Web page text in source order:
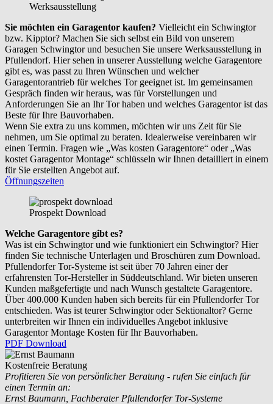
Werksausstellung
Sie möchten ein Garagentor kaufen? Vielleicht ein Schwingtor
bzw. Kipptor? Machen Sie sich selbst ein Bild von unserem
Garagen Schwingtor und besuchen Sie unsere Werksausstellung in
Pfullendorf. Hier sehen in unserer Ausstellung welche Garagentore
gibt es, was passt zu Ihren Wünschen und welcher
Garagentorantrieb für welches Tor geeignet ist. Im gemeinsamen
Gespräch finden wir heraus, was für Vorstellungen und
Anforderungen Sie an Ihr Tor haben und welches Garagentor ist das
Beste für Ihre Bauvorhaben.
Wenn Sie extra zu uns kommen, möchten wir uns Zeit für Sie
nehmen, um Sie optimal zu beraten. Idealerweise vereinbaren wir
einen Termin. Fragen wie „Was kosten Garagentore“ oder „Was
kostet Garagentor Montage“ schlüsseln wir Ihnen detailliert in einem
für Sie erstellten Angebot auf.
Öffnungszeiten
Prospekt Download
Welche Garagentore gibt es?
Was ist ein Schwingtor und wie funktioniert ein Schwingtor? Hier
finden Sie technische Unterlagen und Broschüren zum Download.
Pfullendorfer Tor-Systeme ist seit über 70 Jahren einer der
erfahrensten Tor-Hersteller in Süddeutschland. Wir bieten unseren
Kunden maßgefertigte und nach Wunsch gestaltete Garagentore.
Über 400.000 Kunden haben sich bereits für ein Pfullendorfer Tor
entschieden. Was ist teurer Schwingtor oder Sektionaltor? Gerne
unterbreiten wir Ihnen ein individuelles Angebot inklusive
Garagentor Montage Kosten für Ihr Bauvorhaben.
PDF Download
Kostenfreie Beratung
Profitieren Sie von persönlicher Beratung - rufen Sie einfach für
einen Termin an:
Ernst Baumann, Fachberater Pfullendorfer Tor-Systeme